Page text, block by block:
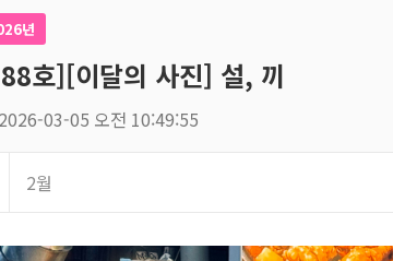
년
호][이달의 사진] 설, 끼
03-05 오전 10:49:55
2월